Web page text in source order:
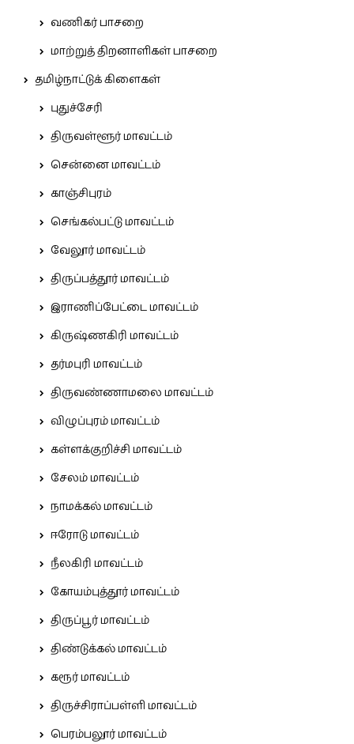
வணிகர் பாசறை
மாற்றுத் திறனாளிகள் பாசறை
தமிழ்நாட்டுக் கிளைகள்
புதுச்சேரி
திருவள்ளூர் மாவட்டம்
சென்னை மாவட்டம்
காஞ்சிபுரம்
செங்கல்பட்டு மாவட்டம்
வேலூர் மாவட்டம்
திருப்பத்தூர் மாவட்டம்
இராணிப்பேட்டை மாவட்டம்
கிருஷ்ணகிரி மாவட்டம்
தர்மபுரி மாவட்டம்
திருவண்ணாமலை மாவட்டம்
விழுப்புரம் மாவட்டம்
கள்ளக்குறிச்சி மாவட்டம்
சேலம் மாவட்டம்
நாமக்கல் மாவட்டம்
ஈரோடு மாவட்டம்
நீலகிரி மாவட்டம்
கோயம்புத்தூர் மாவட்டம்
திருப்பூர் மாவட்டம்
திண்டுக்கல் மாவட்டம்
கரூர் மாவட்டம்
திருச்சிராப்பள்ளி மாவட்டம்
பெரம்பலூர் மாவட்டம்